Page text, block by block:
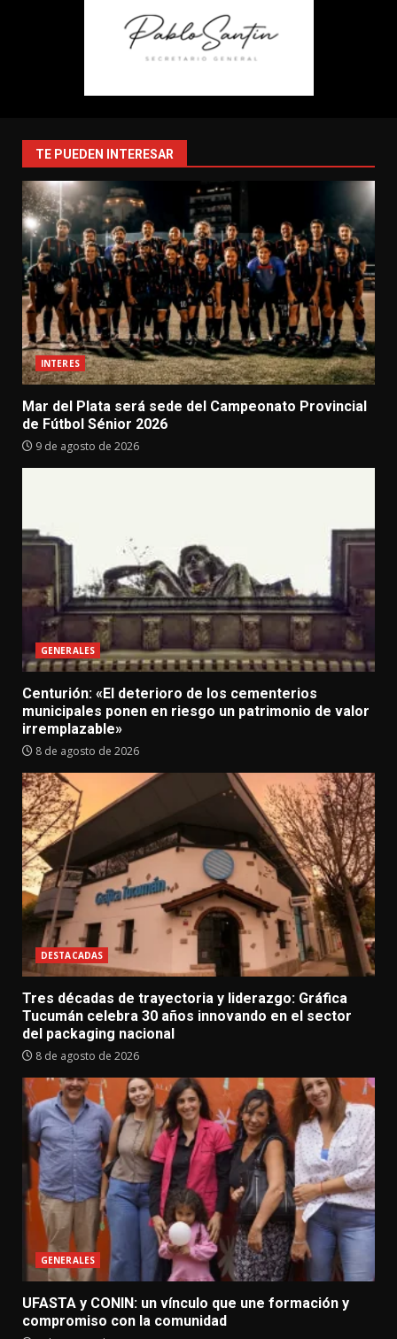
TE PUEDEN INTERESAR
INTERES
Mar del Plata será sede del Campeonato Provincial
de Fútbol Sénior 2026
9 de agosto de 2026
GENERALES
Centurión: «El deterioro de los cementerios
municipales ponen en riesgo un patrimonio de valor
irremplazable»
8 de agosto de 2026
DESTACADAS
Tres décadas de trayectoria y liderazgo: Gráfica
Tucumán celebra 30 años innovando en el sector
del packaging nacional
8 de agosto de 2026
GENERALES
UFASTA y CONIN: un vínculo que une formación y
compromiso con la comunidad